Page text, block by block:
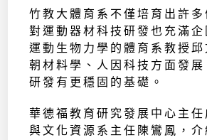
竹教大體育系不僅培育出許多
對運動器材科技研發也充滿企
運動生物力學的體育系教授邱
朝材料學、人因科技方面發
研發有更穩固的基礎。
華德福教育研究發展中心主任
與文化資源系主任陳鸞鳳，